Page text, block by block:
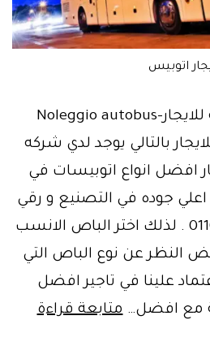
اتوبيس
اتوبيسات سياحيه للايجار-Noleggio autobus
بالتالي يوجد لدي شركه
افضل انواع اتوبيسات في
جوده في التصنيع و رقي
في الشكل 01102106655 . لذلك اختر الباص الانسب
النظر عن نوع الباص التي
علينا في تاجير افضل
مع افضل…متابعة قراءة